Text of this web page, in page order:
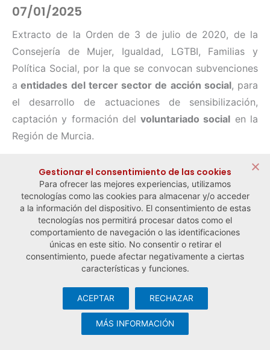
07/01/2025
Extracto de la Orden de 3 de julio de 2020, de la
Consejería de Mujer, Igualdad, LGTBI, Familias y
Política Social, por la que se convocan subvenciones
a entidades del tercer sector de acción social, para
el desarrollo de actuaciones de sensibilización,
captación y formación delvoluntariado social en la
Región de Murcia.
← Noticia anterior Noticia siguiente →
© Observatorio Español de la Economía Social y del Trabajo
Aviso legal y política de privacidad
cookies· Desarrollo web:Visualco
Gestionar el consentimiento de las cookies
Para ofrecer las mejores experiencias, utilizamos
tecnologías como las cookies para almacenar y/o acceder
a la información del dispositivo. El consentimiento de estas
tecnologías nos permitirá procesar datos como el
comportamiento de navegación o las identificaciones
únicas en este sitio. No consentir o retirar el
consentimiento, puede afectar negativamente a ciertas
características y funciones.
ACEPTAR RECHAZAR
MÁS INFORMACIÓN